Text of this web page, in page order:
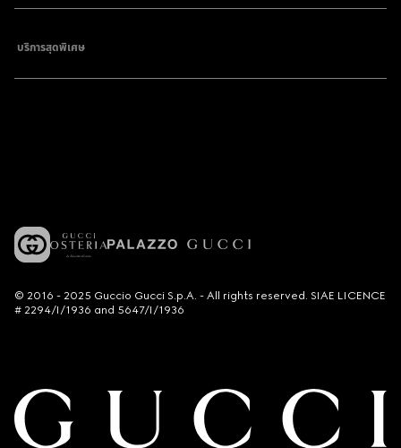
บริการสุดพิเศษ
© 2016 - 2025 Guccio Gucci S.p.A. - All rights reserved. SIAE LICENCE
# 2294/I/1936 and 5647/I/1936